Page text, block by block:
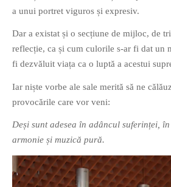
a unui portret viguros și expresiv.
Dar a existat și o secțiune de mijloc, de
reflecție, ca și cum culorile s-ar fi dat un
fi dezvăluit viața ca o luptă a acestui
Iar niște vorbe ale sale merită să ne
provocările care vor veni:
Deși sunt adesea în adâncul suferinței,
armonie și muzică pură.